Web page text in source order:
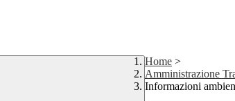
Home >
Amministrazione
Informazioni